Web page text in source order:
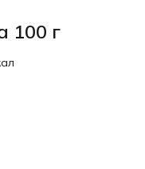
100 г